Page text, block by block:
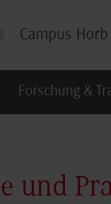
Campus Horb
Forschung &
und